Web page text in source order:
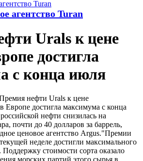
агентство Turan
Urals к цене
достигла
с конца июля
нефти Urals к цене
Европе достигла максимума с конца
нефти снизилась на
почти до 40 долларов за баррель,
ценовое агентство Argus."Премии
неделе достигли максимального
стоимости сорта оказало
морских партий этого сырья в